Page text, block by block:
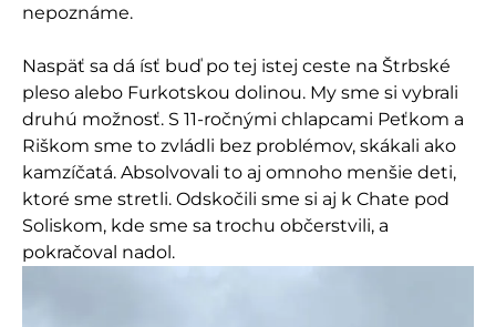
nepoznáme.
Naspäť sa dá ísť buď po tej istej ceste na Štrbské
pleso alebo Furkotskou dolinou. My sme si vybrali
druhú možnosť. S 11-ročnými chlapcami Peťkom a
Riškom sme to zvládli bez problémov, skákali ako
kamzíčatá. Absolvovali to aj omnoho menšie deti,
ktoré sme stretli. Odskočili sme si aj k Chate pod
Soliskom, kde sme sa trochu občerstvili, a
pokračoval nadol.